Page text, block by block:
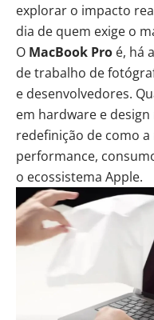
explorar o impacto
dia de quem exige o
O MacBook Pro é, há
de trabalho de
e desenvolvedores.
em hardware e
redefinição de como
performance,
o ecossistema Apple.